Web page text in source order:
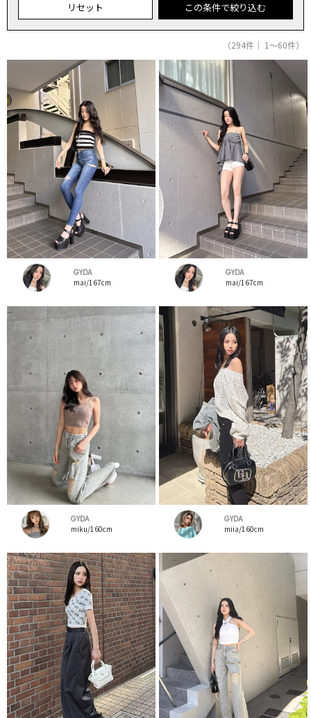
リセット この条件で絞り込む
（294件｜ 1～60件）
GYDA
mai/167cm
GYDA
mai/167cm
GYDA
miku/160cm
GYDA
miia/160cm